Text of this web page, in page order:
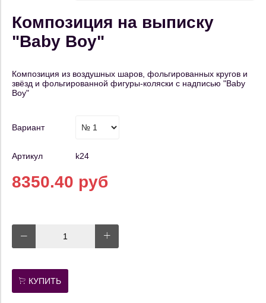
Композиция на выписку
"Baby Boy"
Композиция из воздушных шаров, фольгированных кругов и
звёзд и фольгированной фигуры-коляски с надписью "Baby
Boy"
Вариант
Артикул k24
8350.40 руб
КУПИТЬ